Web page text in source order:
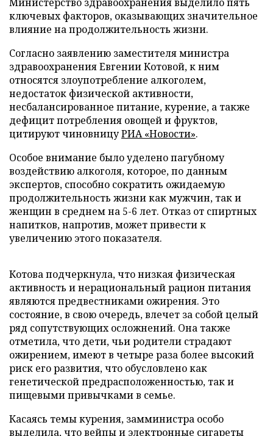
ключевых факторов, оказывающих значительное
влияние на продолжительность жизни.
Согласно заявлению заместителя министра
здравоохранения Евгении Котовой, к ним
относятся злоупотребление алкоголем,
недостаток физической активности,
несбалансированное питание, курение, а также
дефицит потребления овощей и фруктов,
цитируют чиновницуРИА «Новости».
Особое внимание было уделено пагубному
воздействию алкоголя, которое, по данным
экспертов, способно сократить ожидаемую
продолжительность жизни как мужчин, так и
женщин в среднем на 5-6 лет. Отказ от спиртных
напитков, напротив, может привести к
увеличению этого показателя.
Котова подчеркнула, что низкая физическая
активность и нерациональный рацион питания
являются предвестниками ожирения. Это
состояние, в свою очередь, влечет за собой целый
ряд сопутствующих осложнений. Она также
отметила, что дети, чьи родители страдают
ожирением, имеют в четыре раза более высокий
риск его развития, что обусловлено как
генетической предрасположенностью, так и
пищевыми привычками в семье.
Касаясь темы курения, замминистра особо
выделила, что вейпы и электронные сигареты